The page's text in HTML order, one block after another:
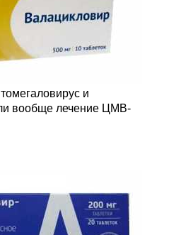
и
вообще лечение ЦМВ-